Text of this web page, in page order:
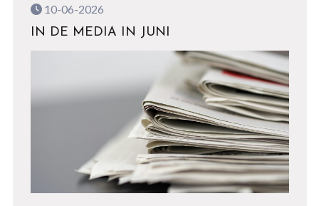
10-06-2026
IN DE MEDIA IN JUNI